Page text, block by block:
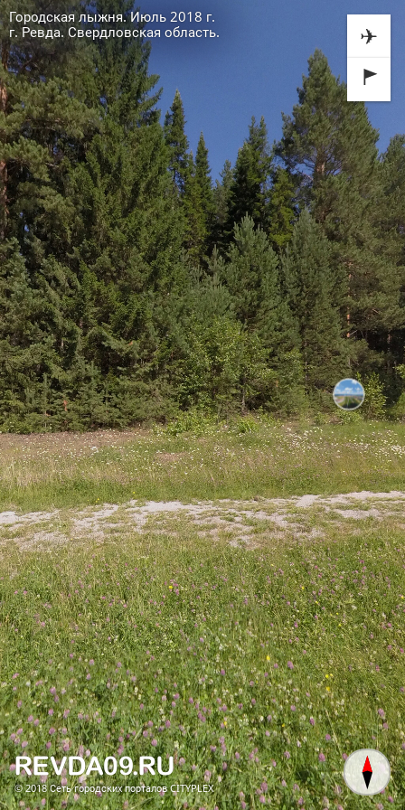
Городская лыжня. Июль 2018 г.
г. Ревда. Свердловская область.
✈
© 2018Сеть городских порталов CITYPLEX